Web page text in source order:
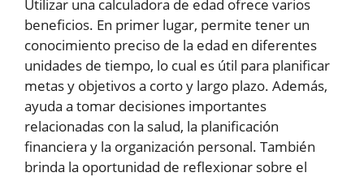
Utilizar una calculadora de edad ofrece varios
beneficios. En primer lugar, permite tener un
conocimiento preciso de la edad en diferentes
unidades de tiempo, lo cual es útil para planificar
metas y objetivos a corto y largo plazo. Además,
ayuda a tomar decisiones importantes
relacionadas con la salud, la planificación
financiera y la organización personal. También
brinda la oportunidad de reflexionar sobre el